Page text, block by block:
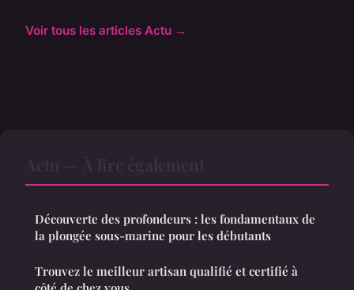
Voir tous les articles Actu →
Découverte des profondeurs : les fondamentaux de
la plongée sous-marine pour les débutants
Trouvez le meilleur artisan qualifié et certifié à